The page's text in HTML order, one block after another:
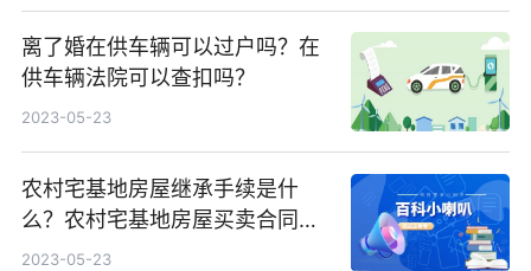
离了婚在供车辆可以过户吗？在
供车辆法院可以查扣吗？
2023-05-23
农村宅基地房屋继承手续是什
么？农村宅基地房屋买卖合同有
效吗？
2023-05-23